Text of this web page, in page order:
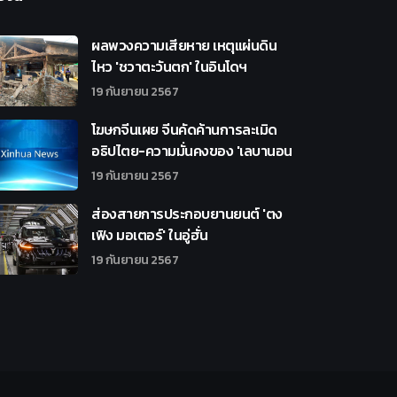
ผลพวงความเสียหาย เหตุแผ่นดิน
ไหว 'ชวาตะวันตก' ในอินโดฯ
19 กันยายน 2567
โฆษกจีนเผย จีนคัดค้านการละเมิด
อธิปไตย-ความมั่นคงของ 'เลบานอน
19 กันยายน 2567
ส่องสายการประกอบยานยนต์ 'ตง
เฟิง มอเตอร์' ในอู่ฮั่น
19 กันยายน 2567